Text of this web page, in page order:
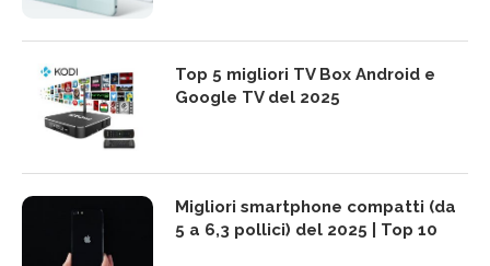
Top 5 migliori TV Box Android e
Google TV del 2025
Migliori smartphone compatti (da
5 a 6,3 pollici) del 2025 | Top 10